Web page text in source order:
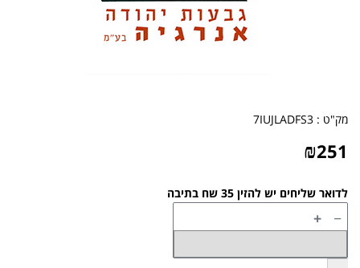
מק"ט : 7IUJLADFS3
₪251
לדואר שליחים יש להזין 35 שח בתיבה
−
+